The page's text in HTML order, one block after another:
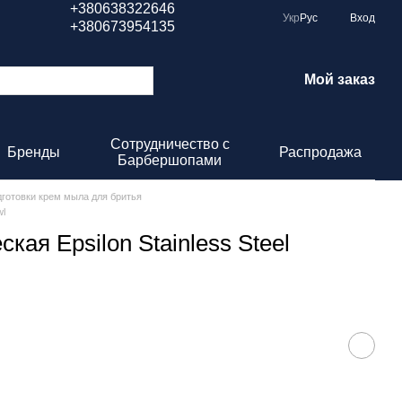
+380638322646
+380673954135
Укр Рус Вход
Мой заказ
Бренды
Сотрудничество с
Барбершопами
Распродажа
крем мыла для бритья
Epsilon Stainless Steel